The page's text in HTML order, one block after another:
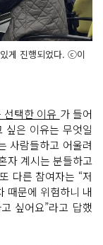
게 진행되었다. ⓒ이
선택한 이유 가 들어
싶은 이유는 무엇일
사람들하고 어울려
자 계시는 분들하고
다른 참여자는 “저
때문에 위험하니 내
싶어요”라고 답했